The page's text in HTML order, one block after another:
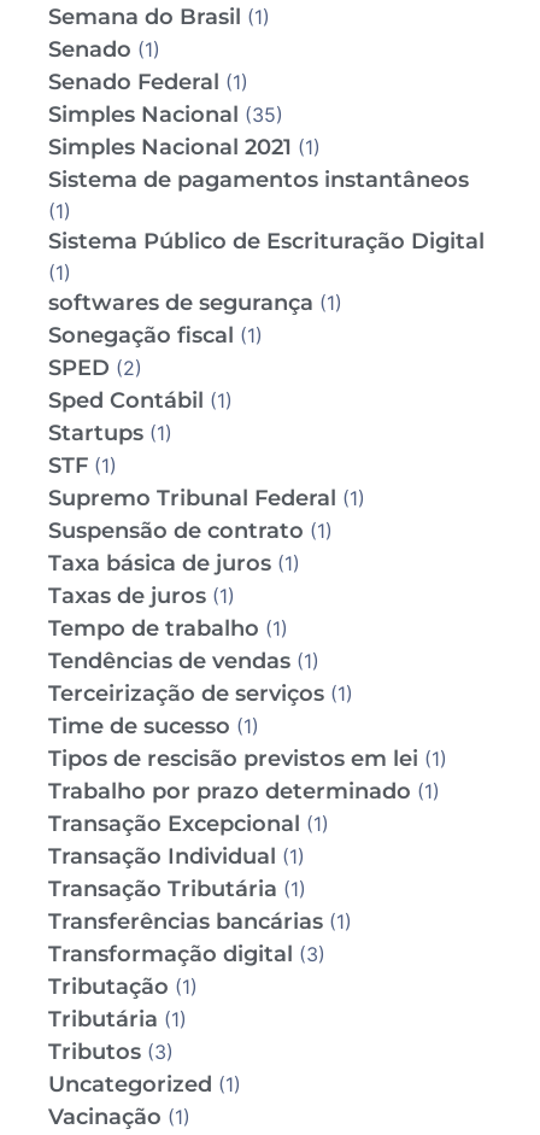
Semana do Brasil (1)
Senado (1)
Senado Federal (1)
Simples Nacional (35)
Simples Nacional 2021 (1)
Sistema de pagamentos instantâneos
(1)
Sistema Público de Escrituração Digital
(1)
softwares de segurança (1)
Sonegação fiscal (1)
SPED (2)
Sped Contábil (1)
Startups (1)
STF (1)
Supremo Tribunal Federal (1)
Suspensão de contrato (1)
Taxa básica de juros (1)
Taxas de juros (1)
Tempo de trabalho (1)
Tendências de vendas (1)
Terceirização de serviços (1)
Time de sucesso (1)
Tipos de rescisão previstos em lei (1)
Trabalho por prazo determinado (1)
Transação Excepcional (1)
Transação Individual (1)
Transação Tributária (1)
Transferências bancárias (1)
Transformação digital (3)
Tributação (1)
Tributária (1)
Tributos (3)
Uncategorized (1)
Vacinação (1)